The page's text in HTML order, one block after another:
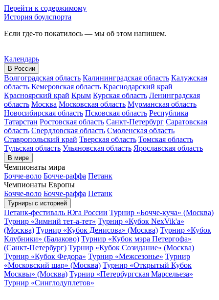
Перейти к содержимому
История боулспорта
Если где-то покатилось — мы об этом напишем.
Календарь
В России
Волгоградская область Калининградская область Калужская
область Кемеровская область Краснодарский край
Красноярский край Крым Курская область Ленинградская
область Москва Московская область Мурманская область
Новосибирская область Псковская область Республика
Татарстан Ростовская область Санкт-Петербург Саратовская
область Свердловская область Смоленская область
Ставропольский край Тверская область Томская область
Тульская область Ульяновская область Ярославская область
В мире
Чемпионаты мира
Бочче-воло Бочче-раффа Петанк
Чемпионаты Европы
Бочче-воло Бочче-раффа Петанк
Турниры с историей
Петанк-фестиваль Юга России Турнир «Бочче-куча» (Москва)
Турнир «Зимний тет-а-тет» Турнир «Кубок NexVik'a»
(Москва) Турнир «Кубок Денисова» (Москва) Турнир «Кубок
Клубники» (Балаково) Турнир «Кубок мэра Петергофа»
(Санкт-Петербург) Турнир «Кубок Созидание» (Москва)
Турнир «Кубок Федора» Турнир «Межсезонье» Турнир
«Московский шар» (Москва) Турнир «Открытый Кубок
Москвы» (Москва) Турнир «Петербургская Марсельеза»
Турнир «Синглодуплетов»